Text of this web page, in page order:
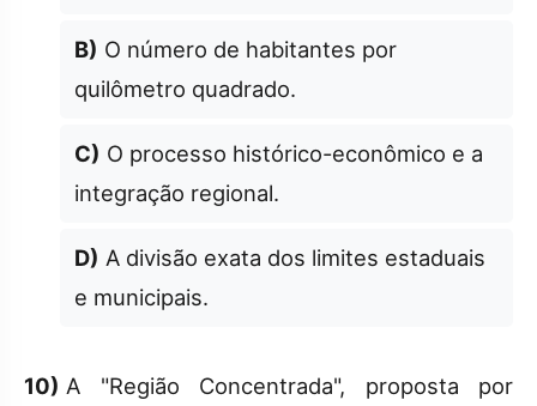
B) O número de habitantes por
quilômetro quadrado.
C) O processo histórico-econômico e a
integração regional.
D) A divisão exata dos limites estaduais
e municipais.
10) A "Região Concentrada", proposta por